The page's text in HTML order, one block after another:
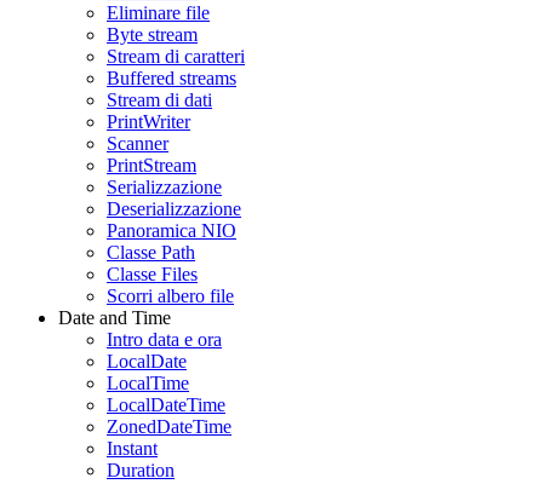
Eliminare file
Byte stream
Stream di caratteri
Buffered streams
Stream di dati
PrintWriter
Scanner
PrintStream
Serializzazione
Deserializzazione
Panoramica NIO
Classe Path
Classe Files
Scorri albero file
Date and Time
Intro data e ora
LocalDate
LocalTime
LocalDateTime
ZonedDateTime
Instant
Duration